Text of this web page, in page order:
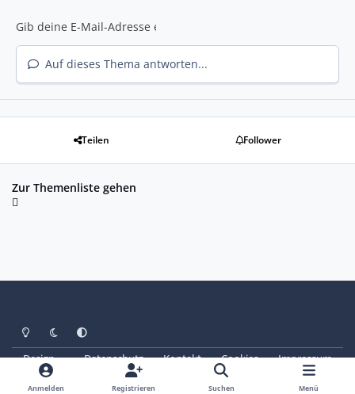
Auf dieses Thema antworten...
Teilen Follower
Zur Themenliste gehen
Heller ModusDunkler Modus
Systemeinstellung
Design Datenschutz Kontakt Cookies
Impressum
© Copyright 2025 - SAABoteure e. V.
Powered by Invision Community
Anmelden Registrieren Suchen Menü